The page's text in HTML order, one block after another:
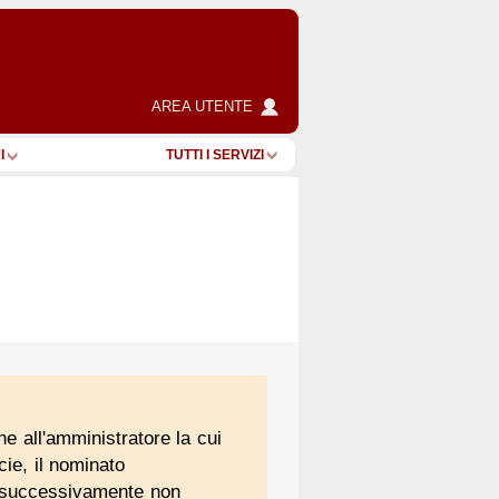
AREA UTENTE
TUTTI I SERVIZI
all'amministratore la cui
il nominato
non